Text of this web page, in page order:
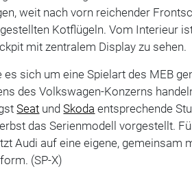
weit nach vorn reichender
Kotflügeln. Vom Interieur
mit zentralem Display zu sehen.
sich um eine Spielart des MEB
des Volkswagen-Konzerns
Seat undSkoda entsprechende
das Serienmodell vorgestellt.
Audi auf eine eigene, gemeinsam
(SP-X)